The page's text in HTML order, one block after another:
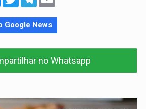
Google News
no Whatsapp